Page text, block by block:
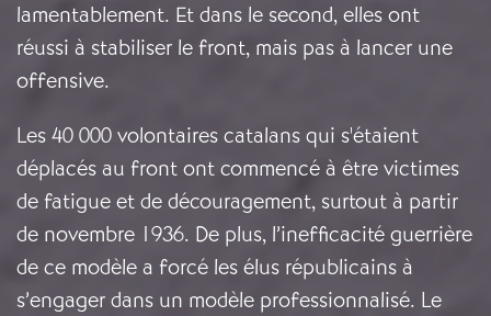
lamentablement. Et dans le second, elles ont
réussi à stabiliser le front, mais pas à lancer une
offensive.
Les 40 000 volontaires catalans qui s'étaient
déplacés au front ont commencé à être victimes
de fatigue et de découragement, surtout à partir
de novembre 1936. De plus, l’inefficacité guerrière
de ce modèle a forcé les élus républicains à
s’engager dans un modèle professionnalisé. Le